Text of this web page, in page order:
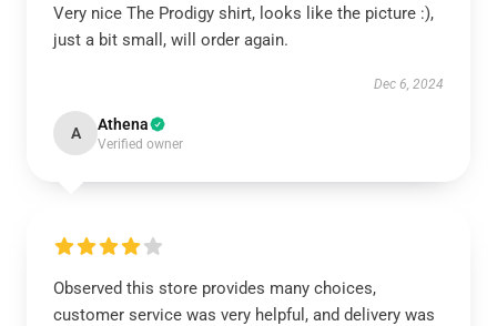
Very nice The Prodigy shirt, looks like the picture :),
just a bit small, will order again.
Dec 6, 2024
A Athena
Verified owner
Observed this store provides many choices,
customer service was very helpful, and delivery was